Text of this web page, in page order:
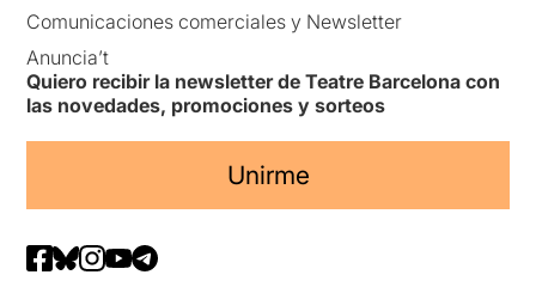
Comunicaciones comerciales y Newsletter
Anuncia’t
Quiero recibir la newsletter de Teatre Barcelona con
las novedades, promociones y sorteos
Unirme